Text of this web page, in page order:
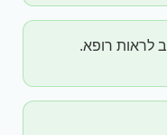
לראות רופא.